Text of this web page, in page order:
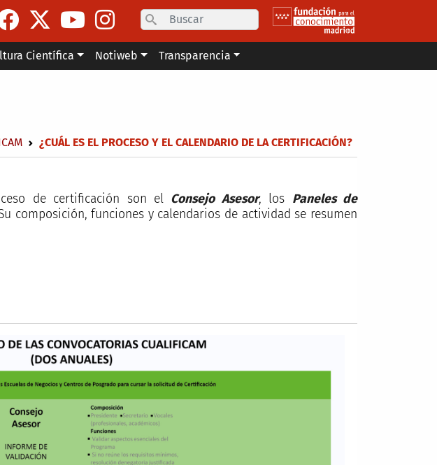
Search
Científica Notiweb Transparencia
navegación
¿CUÁL ES EL PROCESO Y EL CALENDARIO DE LA CERTIFICACIÓN?
de certificación son el Consejo Asesor, los Paneles de
composición, funciones y calendarios de actividad se resumen